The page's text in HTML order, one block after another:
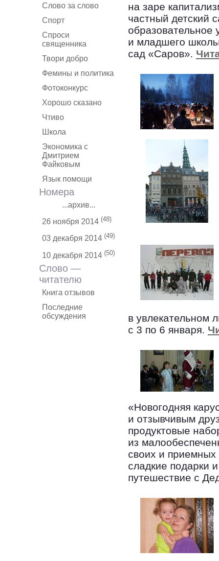
Слово за слово
Спорт
Спроси
священника
Твори добро
Фемины и политика
Фотоконкурс
Хорошо сказано
Чтиво
Школа
Экономика с
Дмитрием
Файковым
Язык помощи
Номера
...архив...
26 ноября 2014 (48)
03 декабря 2014 (49)
10 декабря 2014 (50)
Слово —
читателю
Книга отзывов
Последние
обсуждения
на заре
частный детский
образовательное
и младшего
сад «Саров».
в увлекательном
с 3 по 6 января.
«Новогодняя
и отзывчивым
продуктовые
из
своих и приемных
сладкие подарки
путешествие с